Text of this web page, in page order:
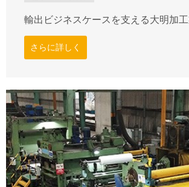
輸出ビジネスケースを支える大明加
さらに詳しく